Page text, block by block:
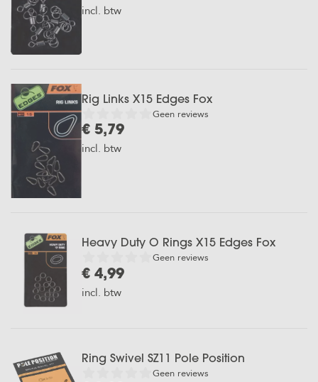
incl. btw
Rig Links X15 Edges Fox
Geen reviews
€ 5,79
incl. btw
Heavy Duty O Rings X15 Edges Fox
Geen reviews
€ 4,99
incl. btw
Ring Swivel SZ11 Pole Position
Geen reviews